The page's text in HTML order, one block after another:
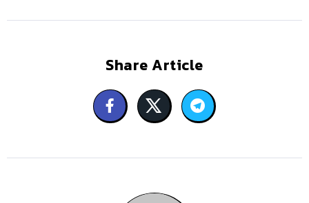
Share Article